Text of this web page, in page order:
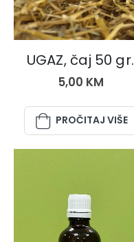
ČAJEVI
UGAZ, čaj 50 gr.
5,00 KM
PROČITAJ VIŠE